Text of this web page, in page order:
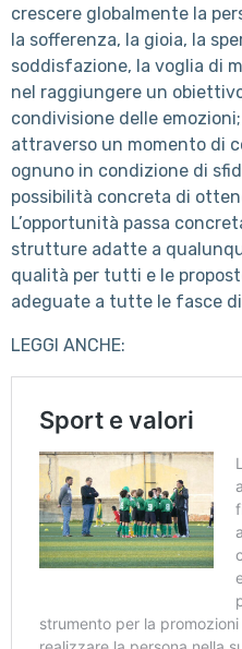
crescere globalmente la
la sofferenza, la gioia, la
soddisfazione, la voglia di
nel raggiungere un
condivisione delle
attraverso un momento di
ognuno in condizione di
possibilità concreta di
L’opportunità passa
strutture adatte a
qualità per tutti e le
adeguate a tutte le fasce
LEGGI ANCHE: